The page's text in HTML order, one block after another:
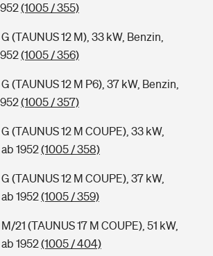
(1005 / 355)
(TAUNUS 12 M), 33 kW, Benzin,
(1005 / 356)
(TAUNUS 12 M P6), 37 kW, Benzin,
(1005 / 357)
(TAUNUS 12 M COUPE), 33 kW,
1952(1005 / 358)
(TAUNUS 12 M COUPE), 37 kW,
1952(1005 / 359)
21 (TAUNUS 17 M COUPE), 51 kW,
1952(1005 / 404)